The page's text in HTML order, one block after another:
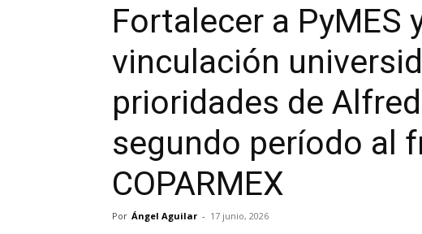
Fortalecer a PyMES
vinculación
prioridades de
segundo período al
COPARMEX
Por Ángel Aguilar - 17 junio, 2026